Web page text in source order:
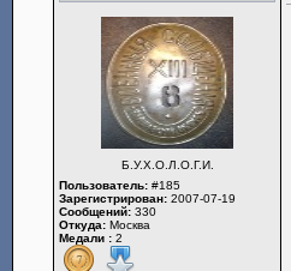
Б.У.Х.О.Л.О.Г.И.
Пользователь: #185
Зарегистрирован: 2007-07-19
Сообщений: 330
Откуда: Москва
Медали : 2